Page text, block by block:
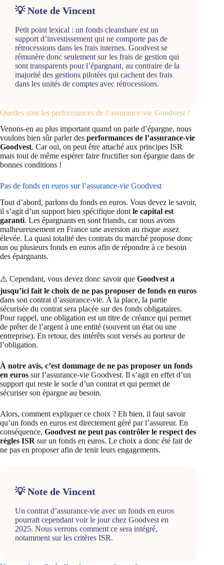
💡 Note de Vincent
Petit point lexical : un fonds cleanshare est un
support d’investissement qui ne comporte pas de
rétrocessions dans les frais internes. Goodvest se
rémunère donc seulement sur les frais de gestion qui
sont transparents pour l’épargnant, au contraire de la
majorité des gestions pilotées qui cachent des frais
dans les unités de comptes avec rétrocessions.
Quelles sont les performances de l’assurance-vie Goodvest ?
Venons-en au plus important quand on parle d’épargne, nous
voulons bien sûr parler des performances de l’assurance-vie
Goodvest. Car oui, on peut être attaché aux principes ISR
mais tout de même espérer faire fructifier son épargne dans de
bonnes conditions !
Pas de fonds en euros sur l’assurance-vie Goodvest
Tout d’abord, parlons du fonds en euros. Vous devez le savoir,
il s’agit d’un support bien spécifique dont le capital est
garanti. Les épargnants en sont friands, car nous avons
malheureusement en France une aversion au risque assez
élevée. La quasi totalité des contrats du marché propose donc
un ou plusieurs fonds en euros afin de répondre à ce besoin
des épargnants.
⚠️ Cependant, vous devez donc savoir que Goodvest a
jusqu’ici fait le choix de ne pas proposer de fonds en euros
dans son contrat d’assurance-vie. À la place, la partie
sécurisée du contrat sera placée sur des fonds obligataires.
Pour rappel, une obligation est un titre de créance qui permet
de prêter de l’argent à une entité (souvent un état ou une
entreprise). En retour, des intérêts sont versés au porteur de
l’obligation.
À notre avis, c’est dommage de ne pas proposer un fonds
en euros sur l’assurance-vie Goodvest. Il s’agit en effet d’un
support qui reste le socle d’un contrat et qui permet de
sécuriser son épargne au besoin.
Alors, comment expliquer ce choix ? Eh bien, il faut savoir
qu’un fonds en euros est directement géré par l’assureur. En
conséquence, Goodvest ne peut pas contrôler le respect des
règles ISR sur un fonds en euros. Le choix a donc été fait de
ne pas en proposer afin de tenir leurs engagements.
💡 Note de Vincent
Un contrat d’assurance-vie avec un fonds en euros
pourrait cependant voir le jour chez Goodvest en
2025. Nous verrons comment ce sera intégré,
notamment sur les critères ISR.